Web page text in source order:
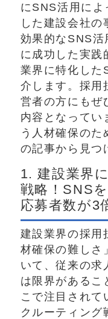
にSNS活用によ
した建設会社の
効果的なSNS活
に成功した実践
業界に特化した
介します。採用
営者の方にもぜ
内容となってい
う人材確保のた
の記事から見つ
1. 建設業界
戦略！SNS
応募者数が3
建設業界の採用
材確保の難しさ
いて、従来の求
は限界があるこ
こで注目されて
クルーティング